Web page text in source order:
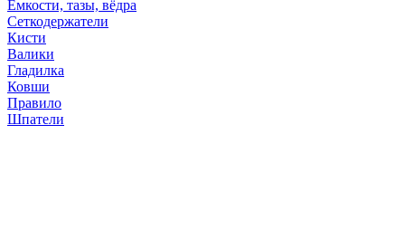
Ёмкости, тазы, вёдра
Сеткодержатели
Кисти
Валики
Гладилка
Ковши
Правило
Шпатели